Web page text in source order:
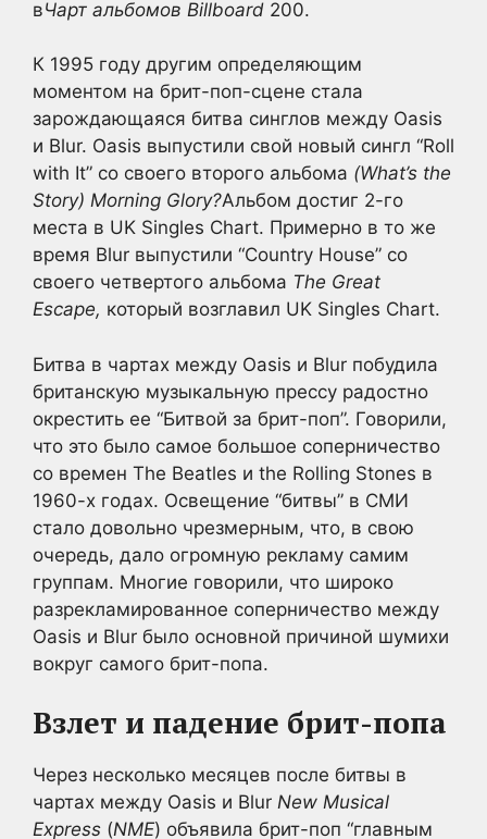
вЧарт альбомов Billboard 200.
К 1995 году другим определяющим
моментом на брит-поп-сцене стала
зарождающаяся битва синглов между Oasis
и Blur. Oasis выпустили свой новый сингл “Roll
with It” со своего второго альбома (What’s the
Story) Morning Glory?Альбом достиг 2-го
места в UK Singles Chart. Примерно в то же
время Blur выпустили “Country House” со
своего четвертого альбома The Great
Escape, который возглавил UK Singles Chart.
Битва в чартах между Oasis и Blur побудила
британскую музыкальную прессу радостно
окрестить ее “Битвой за брит-поп”. Говорили,
что это было самое большое соперничество
со времен The Beatles и the Rolling Stones в
1960-х годах. Освещение “битвы” в СМИ
стало довольно чрезмерным, что, в свою
очередь, дало огромную рекламу самим
группам. Многие говорили, что широко
разрекламированное соперничество между
Oasis и Blur было основной причиной шумихи
вокруг самого брит-попа.
Взлет и падение брит-попа
Через несколько месяцев после битвы в
чартах между Oasis и Blur New Musical
Express (NME) объявила брит-поп “главным